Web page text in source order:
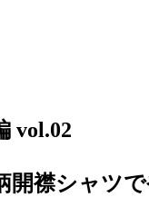
vol.02
襟シャツ